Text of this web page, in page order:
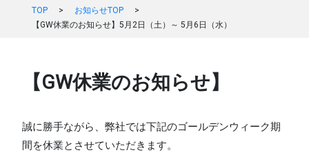
TOP > お知らせTOP
>
【GW休業のお知らせ】5月2日（土）～ 5月6日（水）
【GW休業のお知らせ】
誠に勝手ながら、弊社では下記のゴールデンウィーク期
間を休業とさせていただきます。